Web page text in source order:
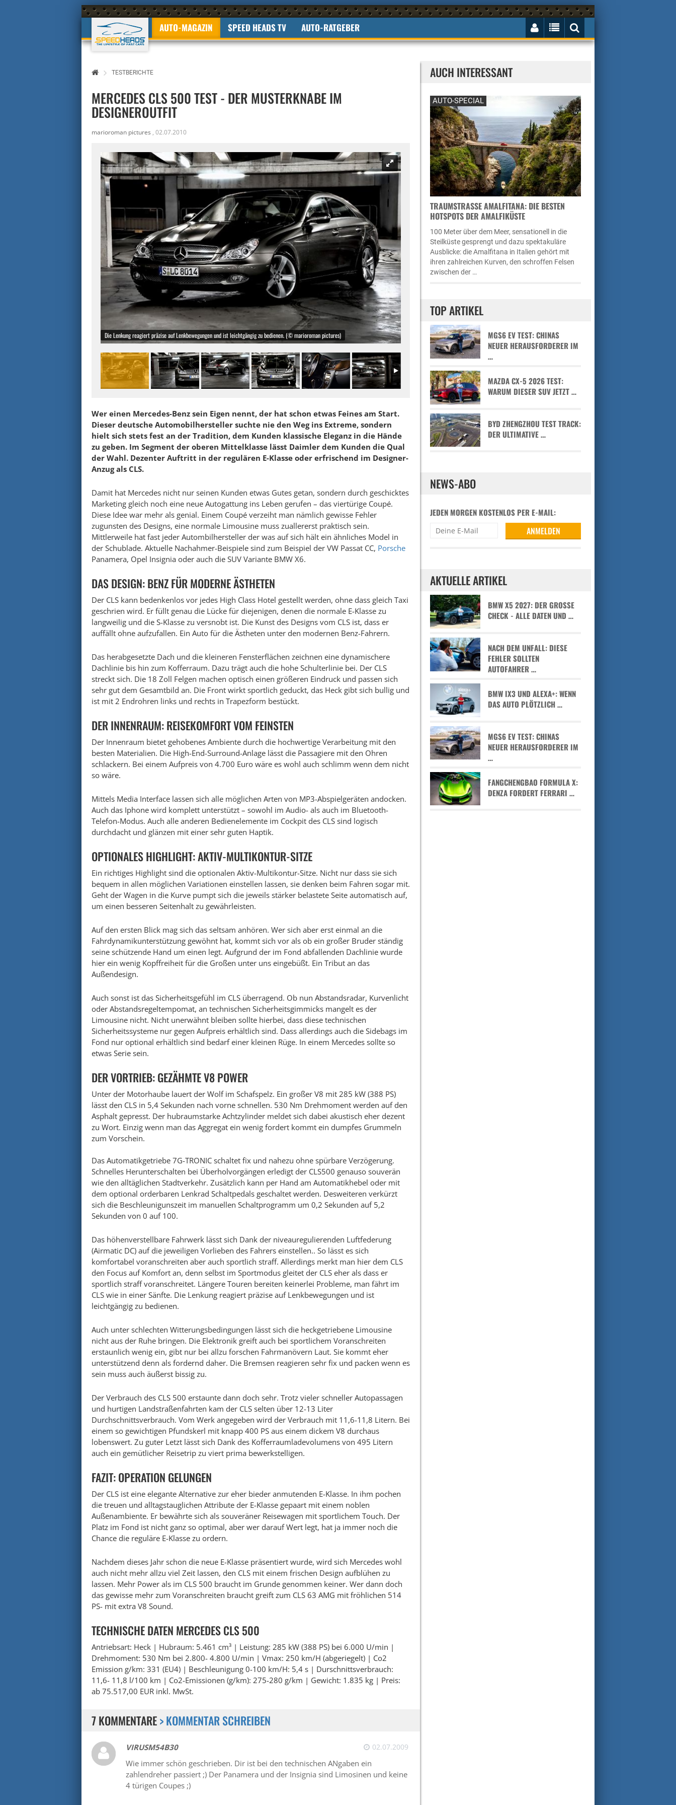
AUTO-MAGAZIN SPEED HEADS TV AUTO-RATGEBER
TESTBERICHTE
MERCEDES CLS 500 TEST - DER MUSTERKNABE IM
DESIGNEROUTFIT
marioroman pictures , 02.07.2010
Die Lenkung reagiert präzise auf Lenkbewegungen und ist leichtgängig zu bedienen. (© marioroman pictures)
Wer einen Mercedes-Benz sein Eigen nennt, der hat schon etwas Feines am Start.
Dieser deutsche Automobilhersteller suchte nie den Weg ins Extreme, sondern
hielt sich stets fest an der Tradition, dem Kunden klassische Eleganz in die Hände
zu geben. Im Segment der oberen Mittelklasse lässt Daimler dem Kunden die Qual
der Wahl. Dezenter Auftritt in der regulären E-Klasse oder erfrischend im Designer-
Anzug als CLS.
Damit hat Mercedes nicht nur seinen Kunden etwas Gutes getan, sondern durch geschicktes
Marketing gleich noch eine neue Autogattung ins Leben gerufen – das viertürige Coupé.
Diese Idee war mehr als genial. Einem Coupé verzeiht man nämlich gewisse Fehler
zugunsten des Designs, eine normale Limousine muss zuallererst praktisch sein.
Mittlerweile hat fast jeder Autombilhersteller der was auf sich hält ein ähnliches Model in
der Schublade. Aktuelle Nachahmer-Beispiele sind zum Beispiel der VW Passat CC, Porsche
Panamera, Opel Insignia oder auch die SUV Variante BMW X6.
DAS DESIGN: BENZ FÜR MODERNE ÄSTHETEN
Der CLS kann bedenkenlos vor jedes High Class Hotel gestellt werden, ohne dass gleich Taxi
geschrien wird. Er füllt genau die Lücke für diejenigen, denen die normale E-Klasse zu
langweilig und die S-Klasse zu versnobt ist. Die Kunst des Designs vom CLS ist, dass er
auffällt ohne aufzufallen. Ein Auto für die Ästheten unter den modernen Benz-Fahrern.
Das herabgesetzte Dach und die kleineren Fensterflächen zeichnen eine dynamischere
Dachlinie bis hin zum Kofferraum. Dazu trägt auch die hohe Schulterlinie bei. Der CLS
streckt sich. Die 18 Zoll Felgen machen optisch einen größeren Eindruck und passen sich
sehr gut dem Gesamtbild an. Die Front wirkt sportlich geduckt, das Heck gibt sich bullig und
ist mit 2 Endrohren links und rechts in Trapezform bestückt.
DER INNENRAUM: REISEKOMFORT VOM FEINSTEN
Der Innenraum bietet gehobenes Ambiente durch die hochwertige Verarbeitung mit den
besten Materialien. Die High-End-Surround-Anlage lässt die Passagiere mit den Ohren
schlackern. Bei einem Aufpreis von 4.700 Euro wäre es wohl auch schlimm wenn dem nicht
so wäre.
Mittels Media Interface lassen sich alle möglichen Arten von MP3-Abspielgeräten andocken.
Auch das Iphone wird komplett unterstützt – sowohl im Audio- als auch im Bluetooth-
Telefon-Modus. Auch alle anderen Bedienelemente im Cockpit des CLS sind logisch
durchdacht und glänzen mit einer sehr guten Haptik.
OPTIONALES HIGHLIGHT: AKTIV-MULTIKONTUR-SITZE
Ein richtiges Highlight sind die optionalen Aktiv-Multikontur-Sitze. Nicht nur dass sie sich
bequem in allen möglichen Variationen einstellen lassen, sie denken beim Fahren sogar mit.
Geht der Wagen in die Kurve pumpt sich die jeweils stärker belastete Seite automatisch auf,
um einen besseren Seitenhalt zu gewährleisten.
Auf den ersten Blick mag sich das seltsam anhören. Wer sich aber erst einmal an die
Fahrdynamikunterstützung gewöhnt hat, kommt sich vor als ob ein großer Bruder ständig
seine schützende Hand um einen legt. Aufgrund der im Fond abfallenden Dachlinie wurde
hier ein wenig Kopffreiheit für die Großen unter uns eingebüßt. Ein Tribut an das
Außendesign.
Auch sonst ist das Sicherheitsgefühl im CLS überragend. Ob nun Abstandsradar, Kurvenlicht
oder Abstandsregeltempomat, an technischen Sicherheitsgimmicks mangelt es der
Limousine nicht. Nicht unerwähnt bleiben sollte hierbei, dass diese technischen
Sicherheitssysteme nur gegen Aufpreis erhältlich sind. Dass allerdings auch die Sidebags im
Fond nur optional erhältlich sind bedarf einer kleinen Rüge. In einem Mercedes sollte so
etwas Serie sein.
DER VORTRIEB: GEZÄHMTE V8 POWER
Unter der Motorhaube lauert der Wolf im Schafspelz. Ein großer V8 mit 285 kW (388 PS)
lässt den CLS in 5,4 Sekunden nach vorne schnellen. 530 Nm Drehmoment werden auf den
Asphalt gepresst. Der hubraumstarke Achtzylinder meldet sich dabei akustisch eher dezent
zu Wort. Einzig wenn man das Aggregat ein wenig fordert kommt ein dumpfes Grummeln
zum Vorschein.
Das Automatikgetriebe 7G-TRONIC schaltet fix und nahezu ohne spürbare Verzögerung.
Schnelles Herunterschalten bei Überholvorgängen erledigt der CLS500 genauso souverän
wie den alltäglichen Stadtverkehr. Zusätzlich kann per Hand am Automatikhebel oder mit
dem optional orderbaren Lenkrad Schaltpedals geschaltet werden. Desweiteren verkürzt
sich die Beschleunigunszeit im manuellen Schaltprogramm um 0,2 Sekunden auf 5,2
Sekunden von 0 auf 100.
Das höhenverstellbare Fahrwerk lässt sich Dank der niveauregulierenden Luftfederung
(Airmatic DC) auf die jeweiligen Vorlieben des Fahrers einstellen.. So lässt es sich
komfortabel voranschreiten aber auch sportlich straff. Allerdings merkt man hier dem CLS
den Focus auf Komfort an, denn selbst im Sportmodus gleitet der CLS eher als dass er
sportlich straff voranschreitet. Längere Touren bereiten keinerlei Probleme, man fährt im
CLS wie in einer Sänfte. Die Lenkung reagiert präzise auf Lenkbewegungen und ist
leichtgängig zu bedienen.
Auch unter schlechten Witterungsbedingungen lässt sich die heckgetriebene Limousine
nicht aus der Ruhe bringen. Die Elektronik greift auch bei sportlichem Voranschreiten
erstaunlich wenig ein, gibt nur bei allzu forschen Fahrmanövern Laut. Sie kommt eher
unterstützend denn als fordernd daher. Die Bremsen reagieren sehr fix und packen wenn es
sein muss auch äußerst bissig zu.
Der Verbrauch des CLS 500 erstaunte dann doch sehr. Trotz vieler schneller Autopassagen
und hurtigen Landstraßenfahrten kam der CLS selten über 12-13 Liter
Durchschnittsverbrauch. Vom Werk angegeben wird der Verbrauch mit 11,6-11,8 Litern. Bei
einem so gewichtigen Pfundskerl mit knapp 400 PS aus einem dickem V8 durchaus
lobenswert. Zu guter Letzt lässt sich Dank des Kofferraumladevolumens von 495 Litern
auch ein gemütlicher Reisetrip zu viert prima bewerkstelligen.
FAZIT: OPERATION GELUNGEN
Der CLS ist eine elegante Alternative zur eher bieder anmutenden E-Klasse. In ihm pochen
die treuen und alltagstauglichen Attribute der E-Klasse gepaart mit einem noblen
Außenambiente. Er bewährte sich als souveräner Reisewagen mit sportlichem Touch. Der
Platz im Fond ist nicht ganz so optimal, aber wer darauf Wert legt, hat ja immer noch die
Chance die reguläre E-Klasse zu ordern.
Nachdem dieses Jahr schon die neue E-Klasse präsentiert wurde, wird sich Mercedes wohl
auch nicht mehr allzu viel Zeit lassen, den CLS mit einem frischen Design aufblühen zu
lassen. Mehr Power als im CLS 500 braucht im Grunde genommen keiner. Wer dann doch
das gewisse mehr zum Voranschreiten braucht greift zum CLS 63 AMG mit fröhlichen 514
PS- mit extra V8 Sound.
TECHNISCHE DATEN MERCEDES CLS 500
Antriebsart: Heck | Hubraum: 5.461 cm³ | Leistung: 285 kW (388 PS) bei 6.000 U/min |
Drehmoment: 530 Nm bei 2.800- 4.800 U/min | Vmax: 250 km/H (abgeriegelt) | Co2
Emission g/km: 331 (EU4) | Beschleunigung 0-100 km/H: 5,4 s | Durschnittsverbrauch:
11,6- 11,8 l/100 km | Co2-Emissionen (g/km): 275-280 g/km | Gewicht: 1.835 kg | Preis:
ab 75.517,00 EUR inkl. MwSt.
7 KOMMENTARE> KOMMENTAR SCHREIBEN
VIRUSM54B30 02.07.2009
Wie immer schön geschrieben. Dir ist bei den technischen ANgaben ein
zahlendreher passiert ;) Der Panamera und der Insignia sind Limosinen und keine
4 türigen Coupes ;)
AUCH INTERESSANT
AUTO-SPECIAL
TRAUMSTRASSE AMALFITANA: DIE BESTEN H
OTSPOTS DER AMALFIKÜSTE
100 Meter über dem Meer, sensationell in die
Steilküste gesprengt und dazu spektakuläre
Ausblicke: die Amalfitana in Italien gehört mit
ihren zahlreichen Kurven, den schroffen Felsen
zwischen der …
TOP ARTIKEL
MGS6 EV TEST: CHINAS
NEUER HERAUSFORDERER IM
…
MAZDA CX-5 2026 TEST:
WARUM DIESER SUV JETZT …
BYD ZHENGZHOU TEST TRACK:
DER ULTIMATIVE …
NEWS-ABO
JEDEN MORGEN KOSTENLOS PER E-MAIL:
AKTUELLE ARTIKEL
BMW X5 2027: DER GROSSE C
HECK - ALLE DATEN UND …
NACH DEM UNFALL: DIESE
FEHLER SOLLTEN
AUTOFAHRER …
BMW IX3 UND ALEXA+: WENN
DAS AUTO PLÖTZLICH …
MGS6 EV TEST: CHINAS
NEUER HERAUSFORDERER IM
…
FANGCHENGBAO FORMULA X:
DENZA FORDERT FERRARI …